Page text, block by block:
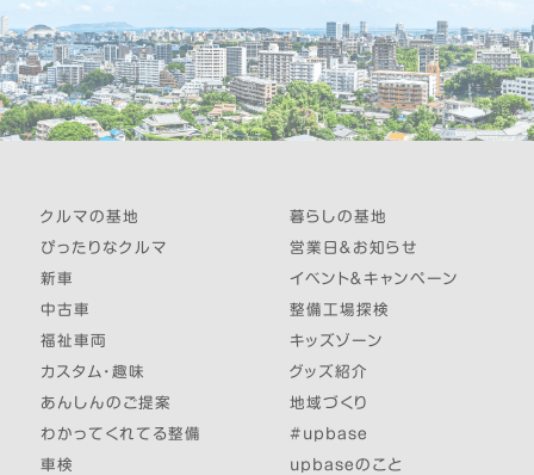
クルマの基地
ぴったりなクルマ
新車
中古車
福祉車両
カスタム・趣味
あんしんのご提案
わかってくれてる整備
車検
暮らしの基地
営業日＆お知らせ
イベント＆キャンペーン
整備工場探検
キッズゾーン
グッズ紹介
地域づくり
#upbase
upbaseのこと